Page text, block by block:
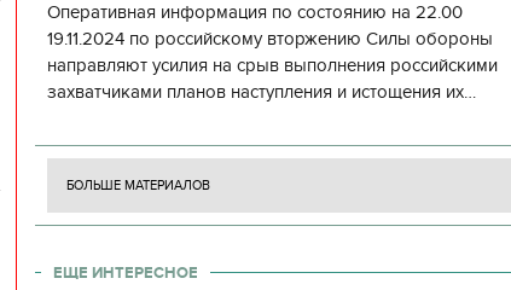
Оперативная информация по состоянию на 22.00
19.11.2024 по российскому вторжению Силы обороны
направляют усилия на срыв выполнения российскими
захватчиками планов наступления и истощения их
боевых ст
БОЛЬШЕ МАТЕРИАЛОВ
ЕЩЕ ИНТЕРЕСНОЕ